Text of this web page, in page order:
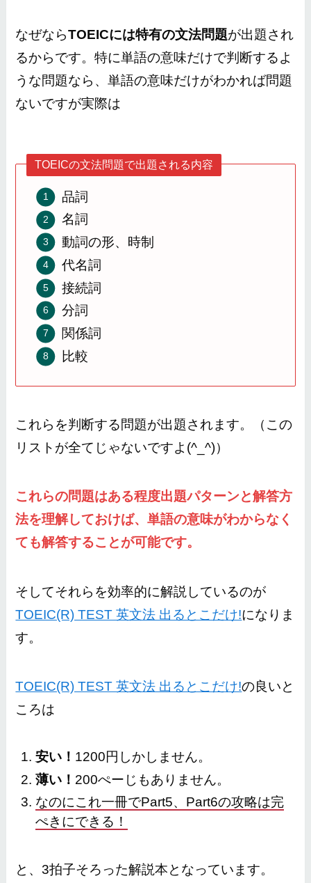
なぜならTOEICには特有の文法問題が出題され
るからです。特に単語の意味だけで判断するよ
うな問題なら、単語の意味だけがわかれば問題
ないですが実際は
TOEICの文法問題で出題される内容
品詞
名詞
動詞の形、時制
代名詞
接続詞
分詞
関係詞
比較
これらを判断する問題が出題されます。（この
リストが全てじゃないですよ(^_^)）
これらの問題はある程度出題パターンと解答方
法を理解しておけば、単語の意味がわからなく
ても解答することが可能です。
そしてそれらを効率的に解説しているのが
TOEIC(R) TEST 英文法 出るとこだけ!になりま
す。
TOEIC(R) TEST 英文法 出るとこだけ!の良いと
ころは
安い！ 1200円しかしません。
薄い！ 200ぺーじもありません。
なのにこれ一冊でPart5、Part6の攻略は完
ぺきにできる！
と、3拍子そろった解説本となっています。